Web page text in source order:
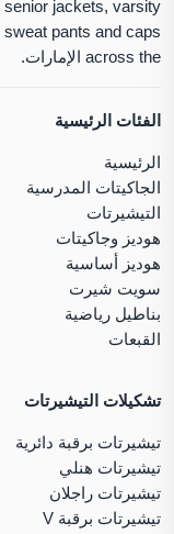
senior jackets, varsity
pants and caps
across the الإمارات.
الفئات الرئيسية
الرئيسية
الجاكيتات المدرسية
التيشيرتات
هوديز وجاكيتات
هوديز أساسية
سويت شيرت
بناطيل رياضية
القبعات
تشكيلات التيشيرتات
تيشيرتات برقبة دائرية
تيشيرتات هنلي
تيشيرتات راجلان
تيشيرتات برقبة V